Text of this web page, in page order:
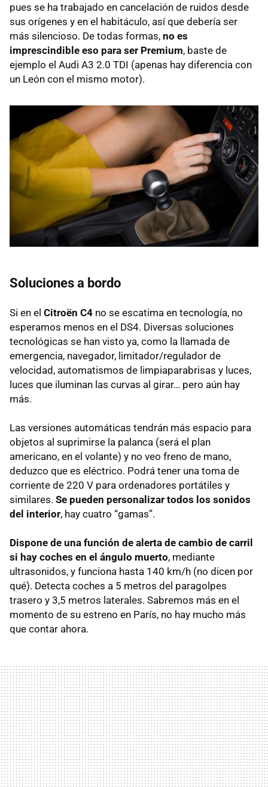
pues se ha trabajado en cancelación de ruidos desde
sus orígenes y en el habitáculo, así que debería ser
más silencioso. De todas formas, no es
imprescindible eso para ser Premium, baste de
ejemplo el Audi A3 2.0 TDI (apenas hay diferencia con
un León con el mismo motor).
Soluciones a bordo
Si en el Citroën C4 no se escatima en tecnología, no
esperamos menos en el DS4. Diversas soluciones
tecnológicas se han visto ya, como la llamada de
emergencia, navegador, limitador/regulador de
velocidad, automatismos de limpiaparabrisas y luces,
luces que iluminan las curvas al girar… pero aún hay
más.
Las versiones automáticas tendrán más espacio para
objetos al suprimirse la palanca (será el plan
americano, en el volante) y no veo freno de mano,
deduzco que es eléctrico. Podrá tener una toma de
corriente de 220 V para ordenadores portátiles y
similares. Se pueden personalizar todos los sonidos
del interior, hay cuatro “gamas”.
Dispone de una función de alerta de cambio de carril
si hay coches en el ángulo muerto, mediante
ultrasonidos, y funciona hasta 140 km/h (no dicen por
qué). Detecta coches a 5 metros del paragolpes
trasero y 3,5 metros laterales. Sabremos más en el
momento de su estreno en París, no hay mucho más
que contar ahora.